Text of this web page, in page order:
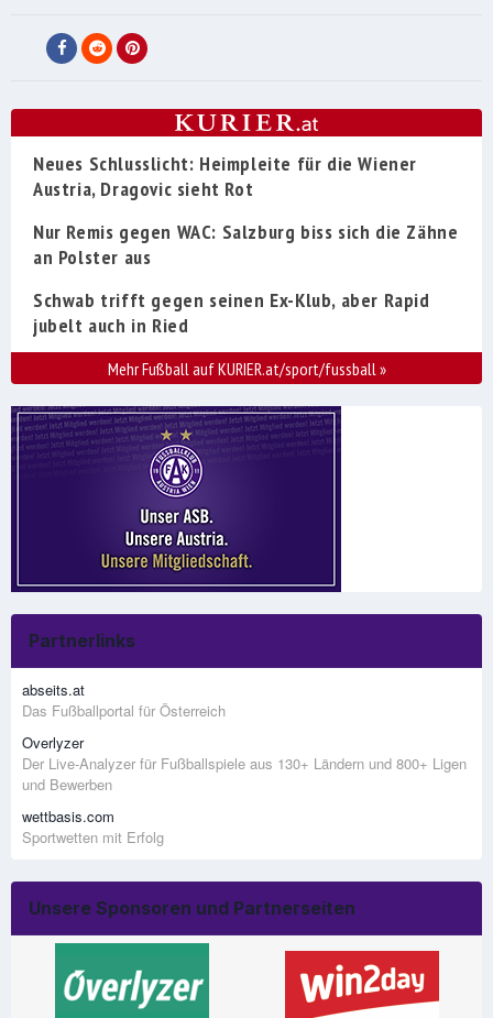
Neues Schlusslicht: Heimpleite für die Wiener
Austria, Dragovic sieht Rot
Nur Remis gegen WAC: Salzburg biss sich die Zähne
an Polster aus
Schwab trifft gegen seinen Ex-Klub, aber Rapid
jubelt auch in Ried
Mehr Fußball auf KURIER.at/sport/fussball»
Partnerlinks
abseits.at
Das Fußballportal für Österreich
Overlyzer
Der Live-Analyzer für Fußballspiele aus 130+ Ländern und 800+ Ligen
und Bewerben
wettbasis.com
Sportwetten mit Erfolg
Unsere Sponsoren und Partnerseiten